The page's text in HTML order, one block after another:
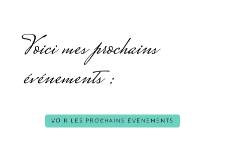
Voici mes prochains
événements :
VOIR LES PROCHAINS ÉVÈNEMENTS